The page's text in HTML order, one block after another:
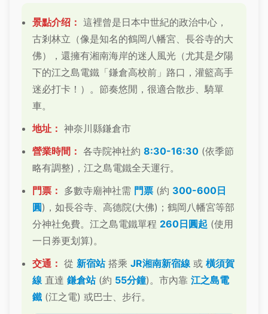
景點介绍： 這裡曾是日本中世紀的政治中心，
古剎林立（像是知名的鶴岡八幡宮、長谷寺的大
佛），還擁有湘南海岸的迷人風光（尤其是夕陽
下的江之島電鐵「鎌倉高校前」路口，灌籃高手
迷必打卡！）。節奏悠閒，很適合散步、騎單
車。
地址： 神奈川縣鎌倉市
營業時間： 各寺院神社約 8:30-16:30 (依季節
略有調整)，江之島電鐵全天運行。
門票： 多數寺廟神社需 門票 (約 300-600日
圓)，如長谷寺、高德院(大佛)；鶴岡八幡宮等部
分神社免費。江之島電鐵單程 260日圓起 (使用
一日券更划算)。
交通： 從 新宿站搭乘 JR湘南新宿線 或 橫須賀
線 直達 鎌倉站(約 55分鐘)。市內靠 江之島電
鐵 (江之電) 或巴士、步行。